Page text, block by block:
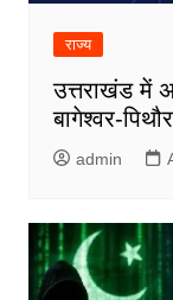
राज्य
उत्तराखंड में
बागेश्वर-
admin